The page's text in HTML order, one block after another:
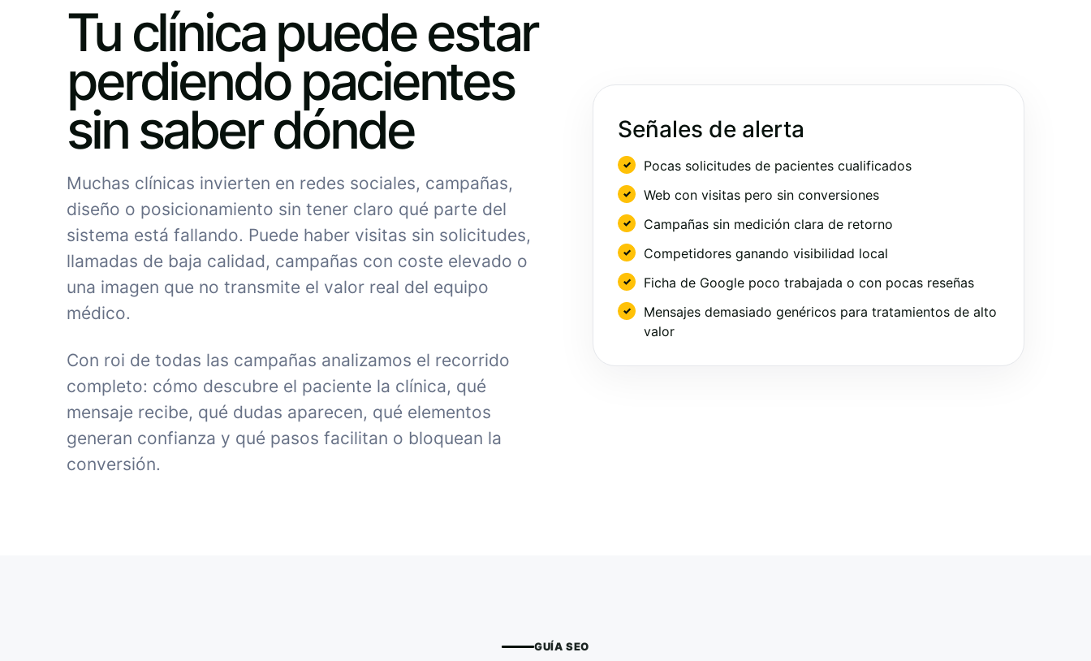
Tu clínica puede estar
perdiendo pacientes
sin saber dónde
Muchas clínicas invierten en redes sociales, campañas,
diseño o posicionamiento sin tener claro qué parte del
sistema está fallando. Puede haber visitas sin solicitudes,
llamadas de baja calidad, campañas con coste elevado o
una imagen que no transmite el valor real del equipo
médico.
Con roi de todas las campañas analizamos el recorrido
completo: cómo descubre el paciente la clínica, qué
mensaje recibe, qué dudas aparecen, qué elementos
generan confianza y qué pasos facilitan o bloquean la
conversión.
Señales de alerta
Pocas solicitudes de pacientes cualificados
Web con visitas pero sin conversiones
Campañas sin medición clara de retorno
Competidores ganando visibilidad local
Ficha de Google poco trabajada o con pocas reseñas
Mensajes demasiado genéricos para tratamientos de alto
valor
GUÍA SEO